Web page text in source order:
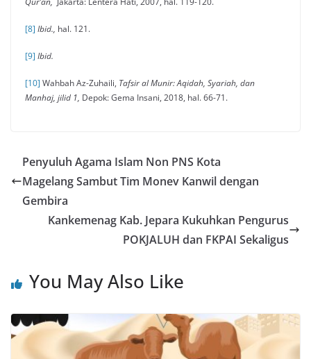
[8] Ibid., hal. 121.
[9] Ibid.
[10] Wahbah Az-Zuhaili, Tafsir al Munir: Aqidah, Syariah, dan
Manhaj, jilid 1, Depok: Gema Insani, 2018, hal. 66-71.
Penyuluh Agama Islam Non PNS Kota
Magelang Sambut Tim Monev Kanwil dengan
Gembira
Kankemenag Kab. Jepara Kukuhkan Pengurus
POKJALUH dan FKPAI Sekaligus
You May Also Like